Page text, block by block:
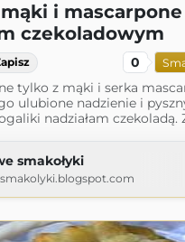
i mascarpone
czekoladowym
0
tylko z mąki i serka
ulubione nadzienie i
nadziałam czekoladą.
smakołyki